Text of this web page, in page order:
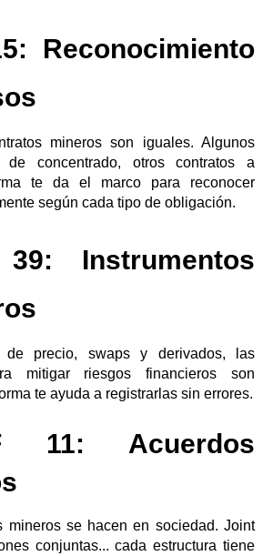
Reconocimiento
mineros son iguales. Algunos
de concentrado, otros contratos a
te da el marco para reconocer
según cada tipo de obligación.
Instrumentos
de precio, swaps y derivados, las
mitigar riesgos financieros son
te ayuda a registrarlas sin errores.
11: Acuerdos
mineros se hacen en sociedad. Joint
conjuntas... cada estructura tiene